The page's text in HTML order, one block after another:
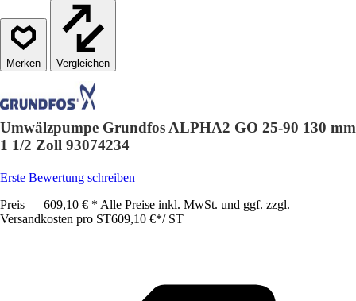
Vergleichen
Umwälzpumpe Grundfos ALPHA2 GO 25-90 130 mm
1 1/2 Zoll 93074234
Erste Bewertung schreiben
Preis — 609,10 € * Alle Preise inkl. MwSt. und ggf. zzgl.
Versandkosten pro ST609,10 €*/ ST